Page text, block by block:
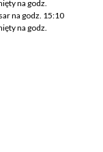
na godz.
na godz. 15:10
na godz.